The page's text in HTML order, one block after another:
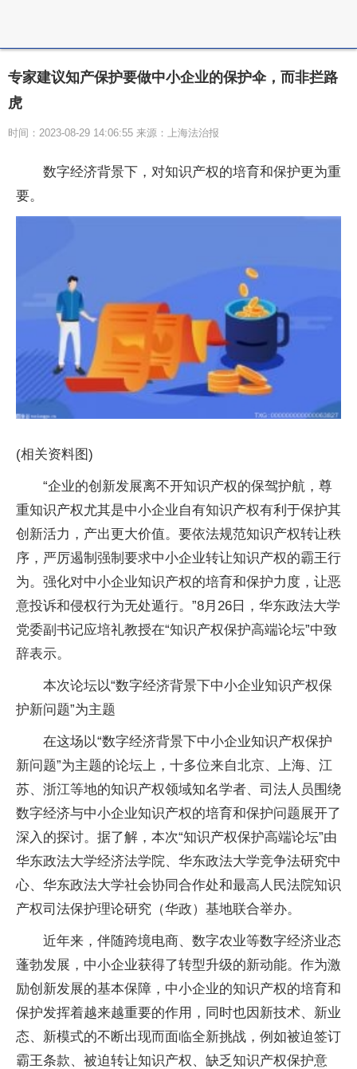
专家建议知产保护要做中小企业的保护伞，而非拦路
虎
时间：2023-08-29 14:06:55 来源：上海法治报
数字经济背景下，对知识产权的培育和保护更为重
要。
(相关资料图)
“企业的创新发展离不开知识产权的保驾护航，尊
重知识产权尤其是中小企业自有知识产权有利于保护其
创新活力，产出更大价值。要依法规范知识产权转让秩
序，严厉遏制强制要求中小企业转让知识产权的霸王行
为。强化对中小企业知识产权的培育和保护力度，让恶
意投诉和侵权行为无处遁行。”8月26日，华东政法大学
党委副书记应培礼教授在“知识产权保护高端论坛”中致
辞表示。
本次论坛以“数字经济背景下中小企业知识产权保
护新问题”为主题
在这场以“数字经济背景下中小企业知识产权保护
新问题”为主题的论坛上，十多位来自北京、上海、江
苏、浙江等地的知识产权领域知名学者、司法人员围绕
数字经济与中小企业知识产权的培育和保护问题展开了
深入的探讨。据了解，本次“知识产权保护高端论坛”由
华东政法大学经济法学院、华东政法大学竞争法研究中
心、华东政法大学社会协同合作处和最高人民法院知识
产权司法保护理论研究（华政）基地联合举办。
近年来，伴随跨境电商、数字农业等数字经济业态
蓬勃发展，中小企业获得了转型升级的新动能。作为激
励创新发展的基本保障，中小企业的知识产权的培育和
保护发挥着越来越重要的作用，同时也因新技术、新业
态、新模式的不断出现而面临全新挑战，例如被迫签订
霸王条款、被迫转让知识产权、缺乏知识产权保护意